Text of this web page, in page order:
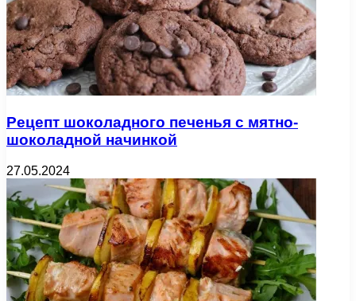
Рецепт шоколадного печенья с мятно-
шоколадной начинкой
27.05.2024